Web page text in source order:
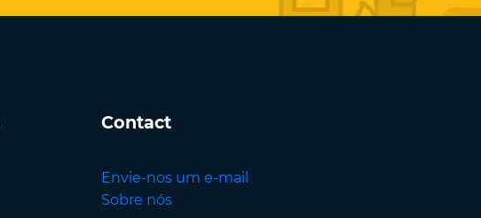
Contact
Envie-nos um e-mail
Sobre nós